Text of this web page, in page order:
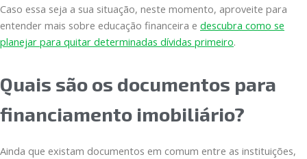
Caso essa seja a sua situação, neste momento, aproveite para
entender mais sobre educação financeira e descubra como se
planejar para quitar determinadas dívidas primeiro.
Quais são os documentos para
financiamento imobiliário?
Ainda que existam documentos em comum entre as instituições,